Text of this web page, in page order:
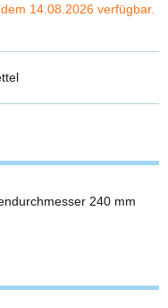
14.08.2026 verfügbar.
240 mm